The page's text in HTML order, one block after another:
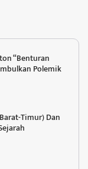
“Benturan
Polemik
Timur) Dan